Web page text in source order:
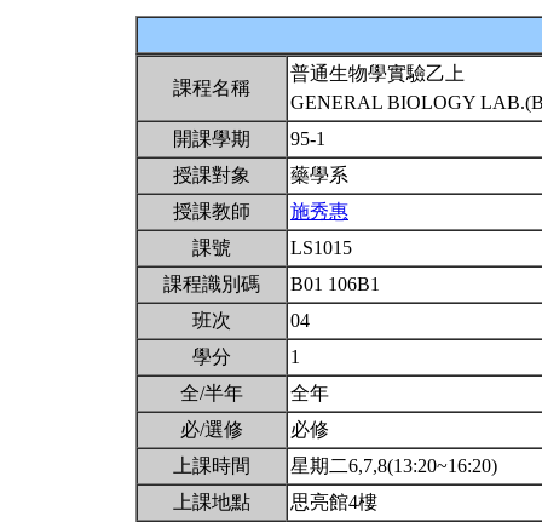
課程名稱
普通生物學實驗乙上
GENERAL BIOLOGY
開課學期
95-1
授課對象
藥學系
授課教師
施秀惠
課號
LS1015
課程識別碼
B01 106B1
班次
04
學分
1
全/半年
全年
必/選修
必修
上課時間
星期二6,7,8(13:20~16:20)
上課地點
思亮館4樓